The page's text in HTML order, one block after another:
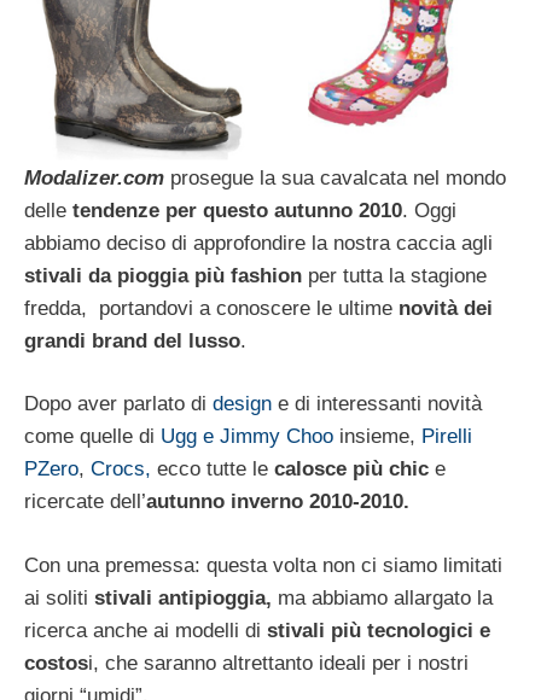
Modalizer.com prosegue la sua cavalcata nel mondo
delle tendenze per questo autunno 2010. Oggi
abbiamo deciso di approfondire la nostra caccia agli
stivali da pioggia più fashion per tutta la stagione
fredda, portandovi a conoscere le ultime novità dei
grandi brand del lusso.
Dopo aver parlato di design e di interessanti novità
come quelle di Ugg e Jimmy Choo insieme, Pirelli
PZero, Crocs, ecco tutte le calosce più chic e
ricercate dell’autunno inverno 2010-2010.
Con una premessa: questa volta non ci siamo limitati
ai soliti stivali antipioggia, ma abbiamo allargato la
ricerca anche ai modelli di stivali più tecnologici e
costosi, che saranno altrettanto ideali per i nostri
giorni “umidi”.